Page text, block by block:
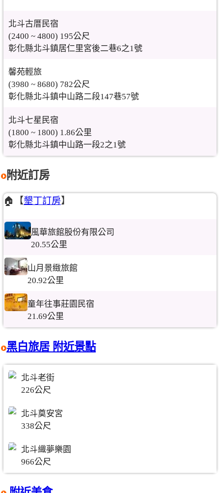
北斗古厝民宿
(2400 ~ 4800) 195公尺
彰化縣北斗鎮居仁里宮後二巷6之1號
馨苑輕旅
(3980 ~ 8680) 782公尺
彰化縣北斗鎮中山路二段147巷57號
北斗七星民宿
(1800 ~ 1800) 1.86公里
彰化縣北斗鎮中山路一段2之1號
附近訂房
🏠【墾丁訂房】
風華旅館股份有限公司
20.55公里
山月景緻旅館
20.92公里
童年往事莊園民宿
21.69公里
黑白旅居 附近景點
北斗老街
226公尺
北斗奠安宮
338公尺
北斗織夢樂園
966公尺